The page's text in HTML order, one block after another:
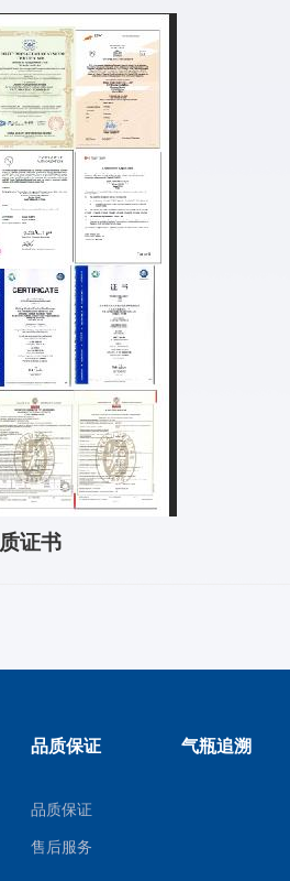
证书
品质保证
品质保证
售后服务
气瓶追溯